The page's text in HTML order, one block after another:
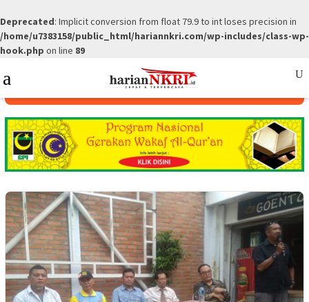
Deprecated: Implicit conversion from float 79.9 to int loses precision in
/home/u7383158/public_html/hariannkri.com/wp-includes/class-wp-
hook.php on line 89
to
Menu